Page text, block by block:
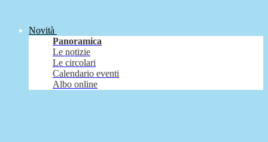
Novità
Panoramica
Le notizie
Le circolari
Calendario eventi
Albo online